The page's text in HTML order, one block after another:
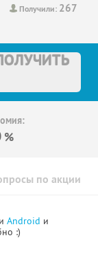
Получили: 267
%
по акции
Android и
:)